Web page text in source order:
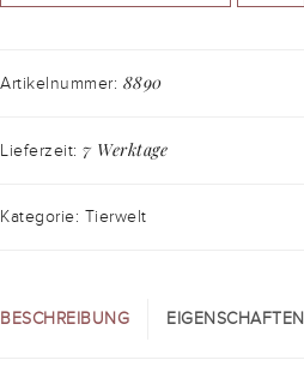
Artikelnummer: 8890
Lieferzeit: 7 Werktage
Kategorie: Tierwelt
BESCHREIBUNG EIGENSCHAFTEN